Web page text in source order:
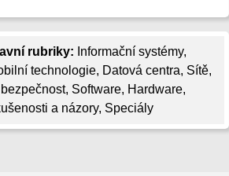
rubriky: Informační systémy,
technologie, Datová centra, Sítě,
bezpečnost, Software, Hardware,
a názory, Speciály